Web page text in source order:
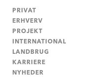
PRIVAT
ERHVERV
PROJEKT
INTERNATIONAL
LANDBRUG
KARRIERE
NYHEDER